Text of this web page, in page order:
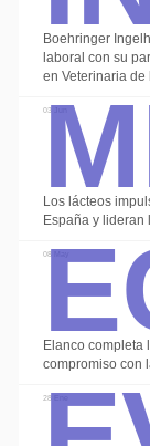
Boehringer
laboral con su
en Veterinaria de
03 Jun
Los lácteos
España y
08 May
Elanco completa
compromiso con
28 Ene